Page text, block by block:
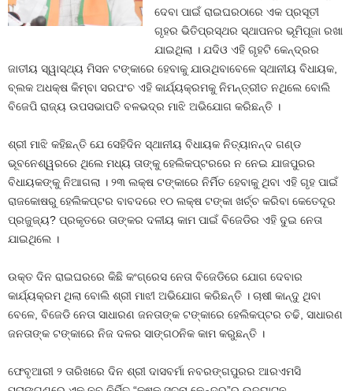
ଦେବା ପାଇଁ ରାଇଘରଠାରେ ଏକ ପ୍ରସୂତୀ
ଗୃହର ଭିତିପ୍ରସ୍ଥର ସ୍ଥାପନର ଭୂମିପୂଜା ରଖା
ଯାଇଥିଲା । ଯଦିଓ ଏହି ଗୃହଟି କେନ୍ଦ୍ରର
ଜାତୀୟ ସ୍ୱାସ୍ଥ୍ୟ ମିସନ ଟଙ୍କାରେ ହେବାକୁ ଯାଉଥିବାବେଳେ ସ୍ଥାନୀୟ ବିଧାୟକ,
ବ୍ଲକ ଅଧକ୍ଷ କିମ୍ବା ସରପଂଚ ଏହି କାର୍ଯ୍ୟକ୍ରମକୁ ନିମନ୍ତ୍ରୀତ ନଥିଲେ ବୋଲି
ବିଜେପି ରାଜ୍ୟ ଉପସଭାପତି ବଳଭଦ୍ର ମାଝି ଅଭିଯୋଗ କରିଛନ୍ତି ।
ଶ୍ରୀ ମାଝି କହିଛନ୍ତି ଯେ ସେହିଦିନ ସ୍ଥାନୀୟ ବିଧାୟକ ନିତ୍ୟାନନ୍ଦ ଗଣ୍ଡ
ଭୂବନେଶ୍ୱରରେ ଥିଲେ ମଧ୍ୟ ତାଙ୍କୁ ହେଲିକପ୍ଟରରେ ନ ନେଇ ଯାଜପୁରର
ବିଧାୟକଙ୍କୁ ନିଆଗଲା । ୨୩ ଲକ୍ଷ ଟଙ୍କାରେ ନିର୍ମିତ ହେବାକୁ ଥିବା ଏହି ଗୃହ ପାଇଁ
ରାଜକୋଷରୁ ହେଲିକପ୍ଟର ବାବଦରେ ୧୦ ଲକ୍ଷ ଟଙ୍କା ଖର୍ଚ୍ଚ କରିବା କେତେଦୂର
ପ୍ରଜୁଜ୍ୟ? ପ୍ରକୃତରେ ତାଙ୍କର ଦଳୀୟ କାମ ପାଇଁ ବିଜେଡିର ଏହି ଦୁଇ ନେତା
ଯାଇଥିଲେ ।
ଉକ୍ତ ଦିନ ରାଇଘରରେ କିଛି କଂଗ୍ରେସ ନେତା ବିଜେଡିରେ ଯୋଗ ଦେବାର
କାର୍ଯ୍ୟକ୍ରମ ଥିଲା ବୋଲି ଶ୍ରୀ ମାଝୀ ଅଭିଯୋଗ କରିଛନ୍ତି । ଚାଷୀ କାନ୍ଦୁ ଥିବା
ବେଳେ, ବିଜେଡି ନେତା ସାଧାରଣ ଜନତାଙ୍କ ଟଙ୍କାରେ ହେଲିକପ୍ଟର ଚଢି, ସାଧାରଣ
ଜନତାଙ୍କ ଟଙ୍କାରେ ନିଜ ଦଳର ସାଙ୍ଗଠନିକ କାମ କରୁଛନ୍ତି ।
ଫେବୃଆରୀ ୨ ତାରିଖରେ ଦିନ ଶ୍ରୀ ଦାସବର୍ମା ନବରଙ୍ଗପୁରର ଆରଏମସି